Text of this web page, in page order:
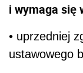
i wymaga się
• uprzedniej
ustawowego